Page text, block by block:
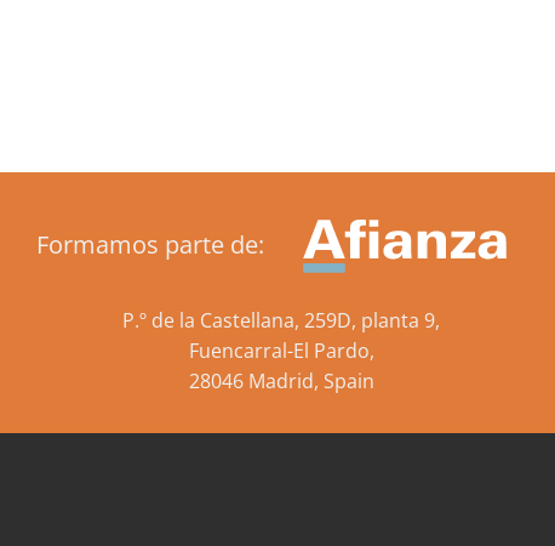
Formamos parte de:
P.º de la Castellana, 259D, planta 9,
Fuencarral-El Pardo,
28046 Madrid, Spain